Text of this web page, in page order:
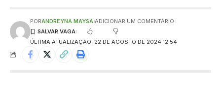
ÚLTIMA ATUALIZAÇÃO: 22 DE AGOSTO DE 2024 12:54
PORANDREYNA MAYSA ADICIONAR UM COMENTÁRIO